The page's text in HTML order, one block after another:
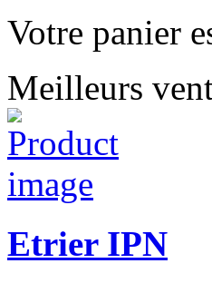
Votre panier
Meilleurs
Etrier IPN